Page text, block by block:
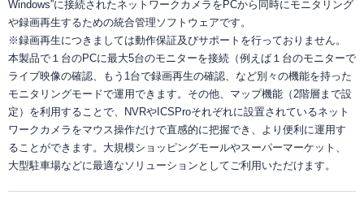
Windows”に接続されたネットワークカメラをPCから同時にモニタリング
や録画再生するための統合管理ソフトウェアです。
※録画再生につきましては動作保証及びサポートを行っておりません。
本製品で１台のPCに最大5台のモニターを接続（例えば１台のモニターで
ライブ映像の確認、もう1台で録画再生の確認、など別々の機能を持った
モニタリングモードで運用できます。その他、マップ機能（2階層まで設
定）を利用することで、NVRやICSProそれぞれに設置されているネット
ワークカメラをマウス操作だけで直感的に把握でき、より便利に運用す
ることができます。大規模ショッピングモールやスーパーマーケット、
大型駐車場などに最適なソリューションとしてご利用いただけます。